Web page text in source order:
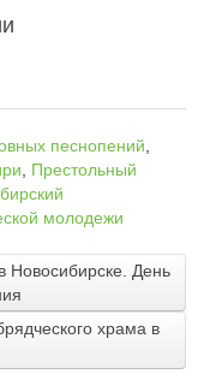
песнопений
Престольный
молодежи
Новосибирске. День
храма в